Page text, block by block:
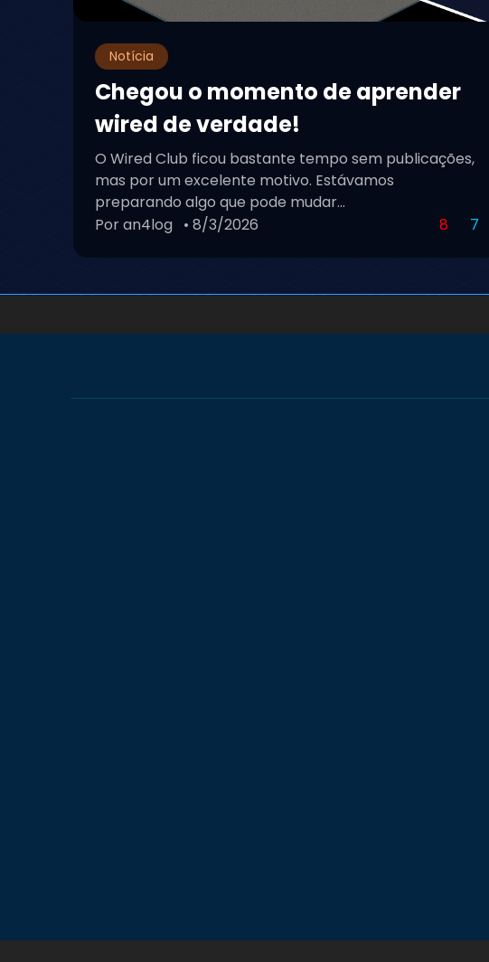
Notícia
Chegou o momento de aprender
wired de verdade!
O Wired Club ficou bastante tempo sem publicações,
mas por um excelente motivo. Estávamos
preparando algo que pode mudar...
Por an4log • 8/3/2026 8 7